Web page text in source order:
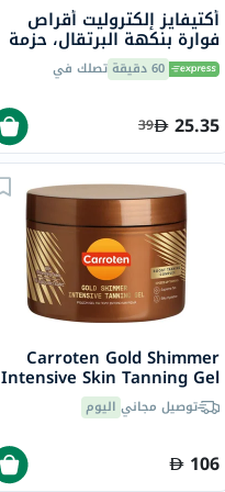
أكتيفايز إلكتروليت أقراص
فوارة بنكهة البرتقال، حزمة
من 20 60 دقيقة تصلك في
25.35
39
Carroten Gold Shimmer
Intensive Skin Tanning Gel
150mlتوصيل مجاني اليوم
106